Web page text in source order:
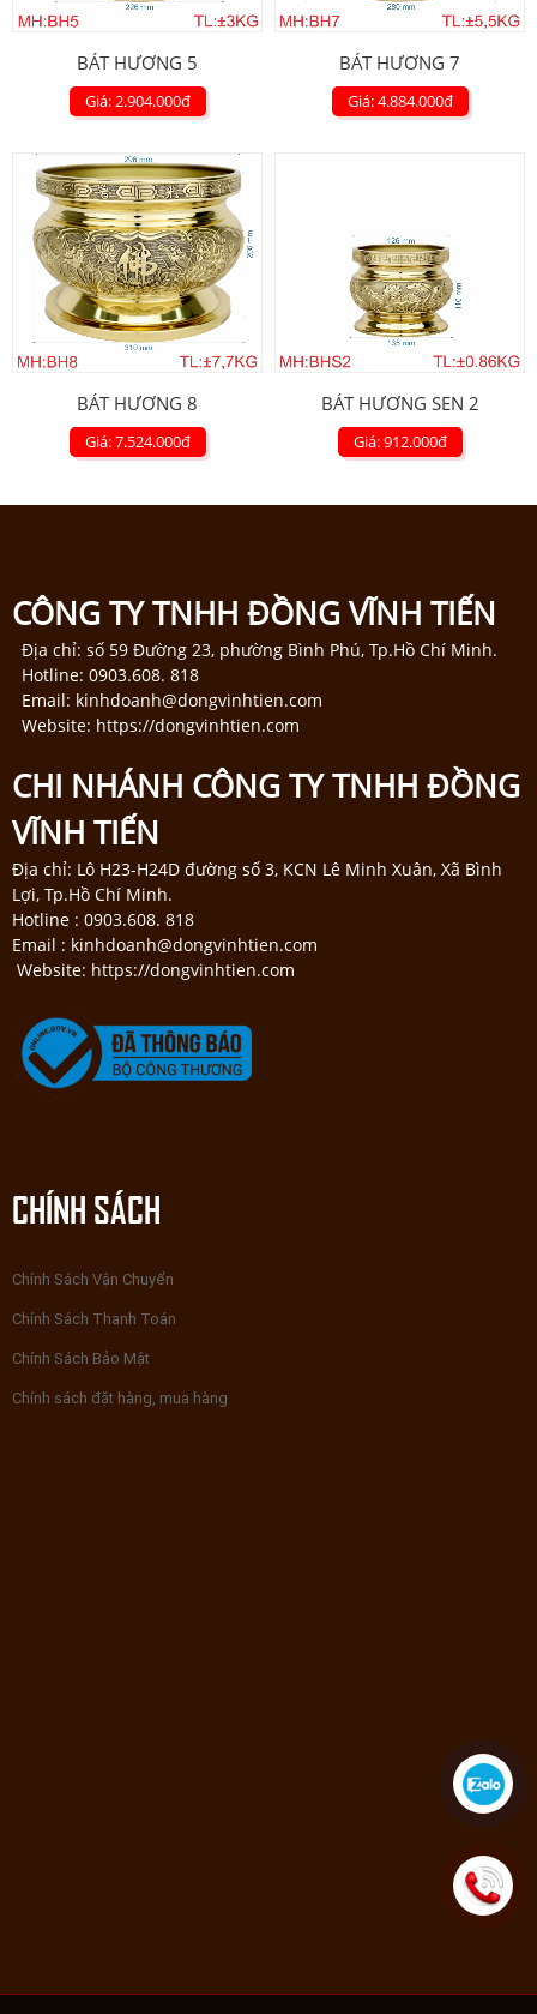
BÁT HƯƠNG 5
Giá: 2.904.000đ
BÁT HƯƠNG 7
Giá: 4.884.000đ
BÁT HƯƠNG 8
Giá: 7.524.000đ
BÁT HƯƠNG SEN 2
Giá: 912.000đ
CÔNG TY TNHH ĐỒNG VĨNH TIẾN
Địa chỉ: số 59 Đường 23, phường Bình Phú, Tp.Hồ Chí Minh.
Hotline: 0903.608. 818
Email: kinhdoanh@dongvinhtien.com
Website: https://dongvinhtien.com
CHI NHÁNH CÔNG TY TNHH ĐỒNG
VĨNH TIẾN
Địa chỉ: Lô H23-H24D đường số 3, KCN Lê Minh Xuân, Xã Bình
Lợi, Tp.Hồ Chí Minh.
Hotline : 0903.608. 818
Email : kinhdoanh@dongvinhtien.com
Website: https://dongvinhtien.com
CHÍNH SÁCH
Chính Sách Vận Chuyển
Chính Sách Thanh Toán
Chính Sách Bảo Mật
Chính sách đặt hàng, mua hàng